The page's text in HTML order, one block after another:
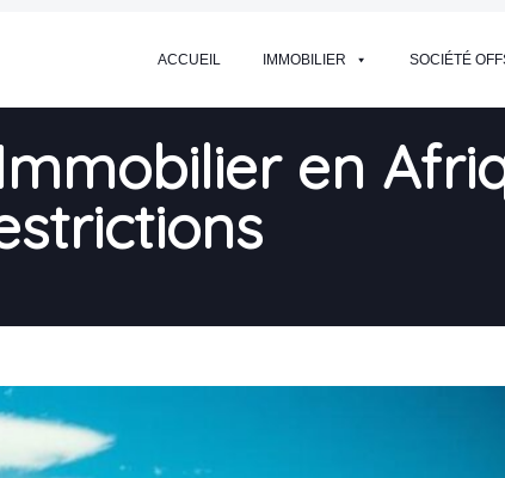
ACCUEIL IMMOBILIER SOCIÉTÉ
en